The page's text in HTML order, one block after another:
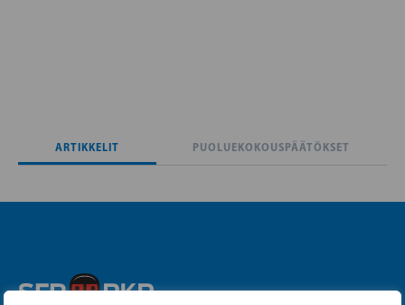
ARTIKKELIT PUOLUEKOKOUSPÄÄTÖKSET